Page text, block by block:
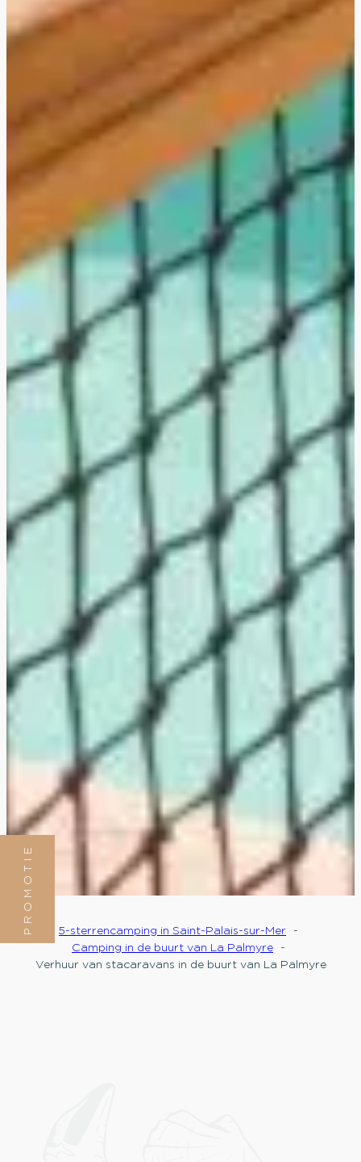
PROMOTIE
5-sterrencamping in Saint-Palais-sur-Mer
Camping in de buurt van La Palmyre
Verhuur van stacaravans in de buurt van La Palmyre